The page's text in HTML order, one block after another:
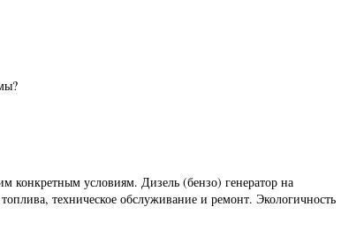
конкретным условиям. Дизель (бензо) генератор на
техническое обслуживание и ремонт. Экологичность